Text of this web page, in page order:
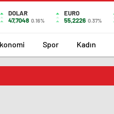
DOLAR
47,7048 0.16%
EURO
55,2226 0.37%
Spor Kadın